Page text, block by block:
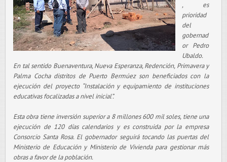
, es
prioridad
del
gobernad
or Pedro
Ubaldo.
En tal sentido Buenaventura, Nueva Esperanza, Redención, Primavera y
Palma Cocha distritos de Puerto Bermúez son beneficiados con la
ejecución del proyecto “Instalación y equipamiento de instituciones
educativas focalizadas a nivel inicial”.
Esta obra tiene inversión superior a 8 millones 600 mil soles, tiene una
ejecución de 120 días calendarios y es construida por la empresa
Consorcio Santa Rosa. El gobernador seguirá tocando las puertas del
Ministerio de Educación y Ministerio de Vivienda para gestionar más
obras a favor de la población.